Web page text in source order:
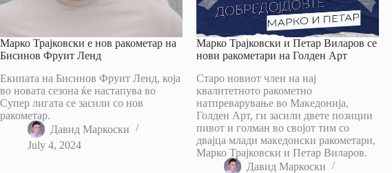
Марко Трајковски е нов ракометар на
Бисинов Фруит Ленд
Екипата на Бисинов Фруит Ленд, која
во новата сезона ќе настапува во
Супер лигата се засили со нов
ракометар.
Давид Маркоски
July 4, 2024
Марко Трајковски и Петар Виларов се
нови ракометари на Голден Арт
Старо новиот член на нај
квалитетното ракометно
натпреварување во Македонија,
Голден Арт, ги засили двете позиции
пивот и голман во својот тим со
двајца млади македонски ракометари,
Марко Трајковски и Петар Виларов.
Давид Маркоски